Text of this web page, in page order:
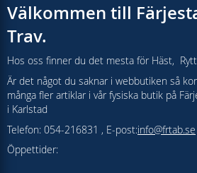
Välkommen till
Trav.
Hos oss finner du det mesta för Häst,
Är det något du saknar i webbutiken så
många fler artiklar i vår fysiska butik på
i Karlstad
Telefon: 054-216831 , E-post:info@frtab.se
Öppettider: